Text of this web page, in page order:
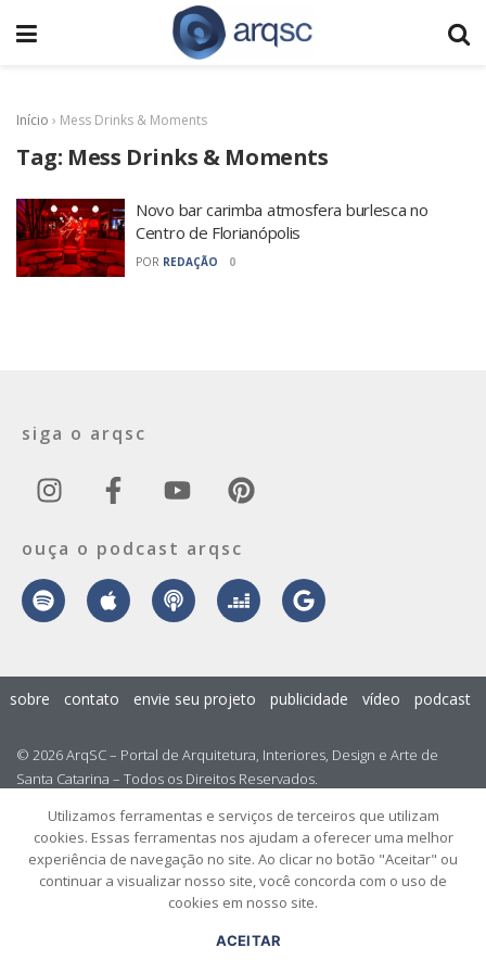
Início › Mess Drinks & Moments
Tag: Mess Drinks & Moments
Novo bar carimba atmosfera burlesca no
Centro de Florianópolis
POR REDAÇÃO 0
siga o arqsc
ouça o podcast arqsc
© 2026 ArqSC – Portal de Arquitetura, Interiores, Design e Arte de
Santa Catarina – Todos os Direitos Reservados.
sobre contato envie seu projeto publicidade vídeo podcast
Utilizamos ferramentas e serviços de terceiros que utilizam
cookies. Essas ferramentas nos ajudam a oferecer uma melhor
experiência de navegação no site. Ao clicar no botão "Aceitar" ou
continuar a visualizar nosso site, você concorda com o uso de
cookies em nosso site.
ACEITAR